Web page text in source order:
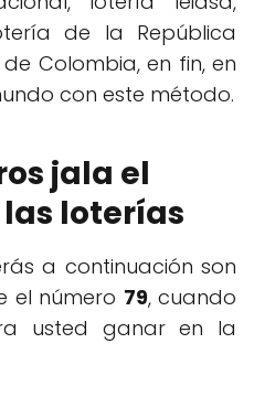
de la República
Colombia, en fin, en
con este método.
jala el
loterías
a continuación son
el número 79, cuando
usted ganar en la